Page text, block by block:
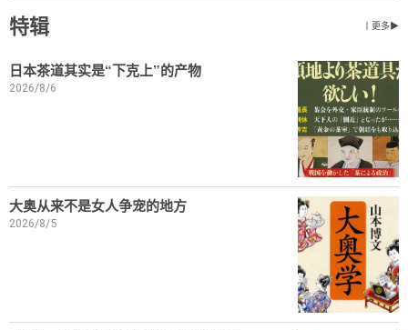
特辑 丨更多▶
日本茶道其实是“下克上”的产物
2026/8/6
大奥从来不是女人争宠的地方
2026/8/5